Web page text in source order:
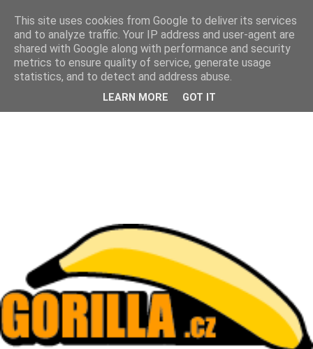
This site uses cookies from Google to deliver its services
and to analyze traffic. Your IP address and user-agent are
shared with Google along with performance and security
metrics to ensure quality of service, generate usage
statistics, and to detect and address abuse.
LEARN MORE GOT IT